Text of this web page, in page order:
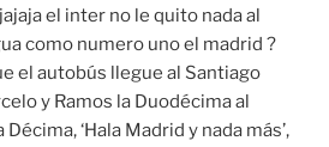
el inter no le quito nada al
como numero uno el madrid ?
el autobús llegue al Santiago
y Ramos la Duodécima al
‘Hala Madrid y nada más’,